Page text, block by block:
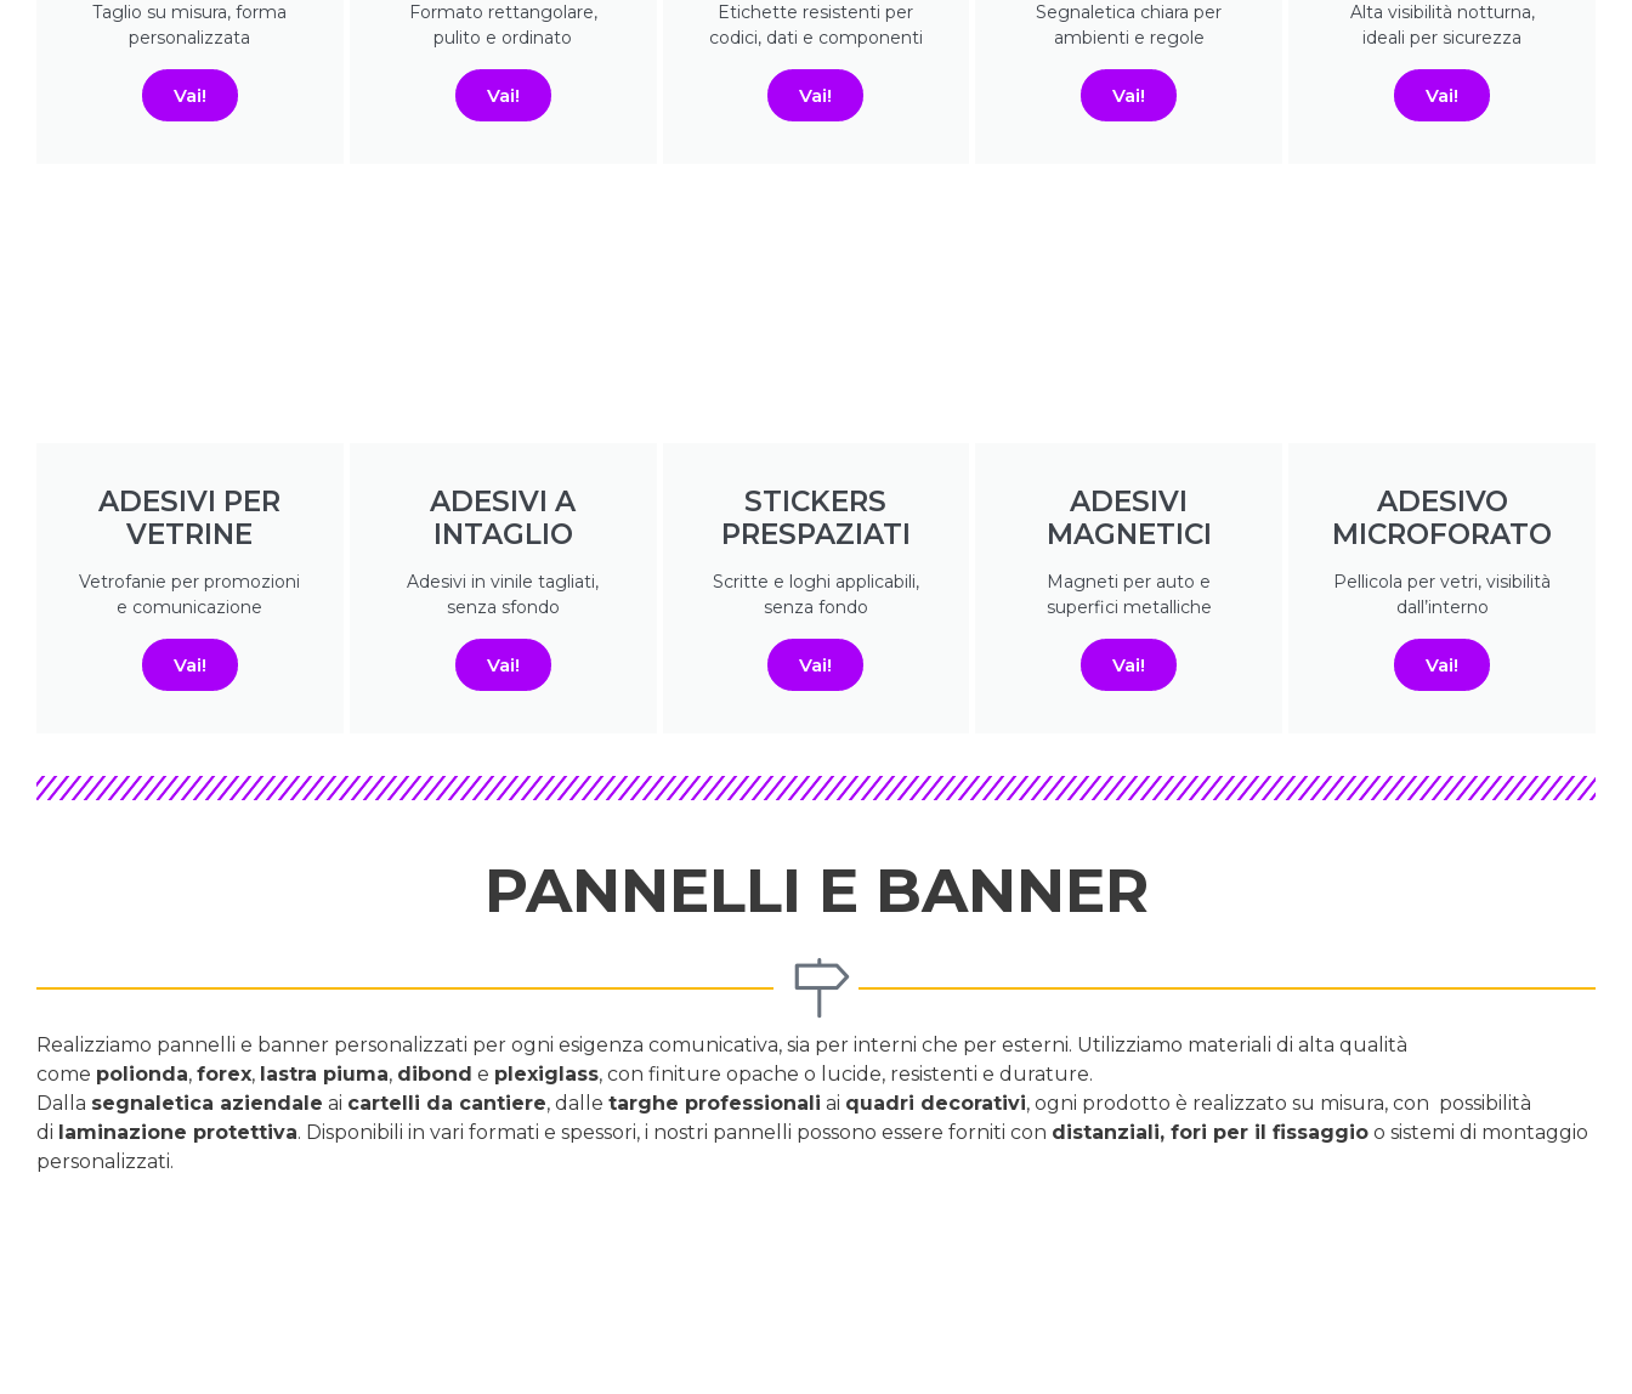
Taglio su misura, forma
personalizzata
Vai!
Formato rettangolare,
pulito e ordinato
Vai!
Etichette resistenti per
codici, dati e componenti
Vai!
Segnaletica chiara per
ambienti e regole
Vai!
Alta visibilità notturna,
ideali per sicurezza
Vai!
ADESIVI PER
VETRINE
Vetrofanie per promozioni
e comunicazione
Vai!
ADESIVI A
INTAGLIO
Adesivi in vinile tagliati,
senza sfondo
Vai!
STICKERS
PRESPAZIATI
Scritte e loghi applicabili,
senza fondo
Vai!
ADESIVI
MAGNETICI
Magneti per auto e
superfici metalliche
Vai!
ADESIVO
MICROFORATO
Pellicola per vetri, visibilità
dall’interno
Vai!
PANNELLI E BANNER
Realizziamo pannelli e banner personalizzati per ogni esigenza comunicativa, sia per interni che per esterni. Utilizziamo materiali di alta qualità
come polionda, forex, lastra piuma, dibond e plexiglass, con finiture opache o lucide, resistenti e durature.
Dalla segnaletica aziendale ai cartelli da cantiere, dalle targhe professionali ai quadri decorativi, ogni prodotto è realizzato su misura, con possibilità
di laminazione protettiva. Disponibili in vari formati e spessori, i nostri pannelli possono essere forniti con distanziali, fori per il fissaggio o sistemi di montaggio
personalizzati.